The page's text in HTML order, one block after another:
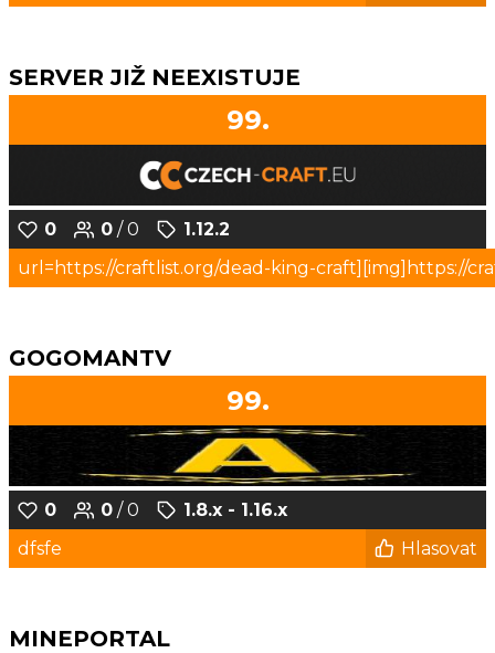
SERVER JIŽ NEEXISTUJE
99.
0 0 / 0
1.12.2
url=https://craftlist.org/dead-king-craft][img]https://
GOGOMANTV
99.
0 0 / 0
1.8.x - 1.16.x
dfsfe
Hlasovat
MINEPORTAL